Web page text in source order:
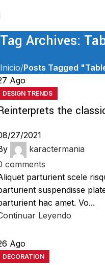
Tag Archives:
Inicio Posts Tagged
Ago
DESIGN TRENDS
the
27/2021
karactermania
comments
parturient scele
suspendisse
hac amet. Vo...
Leyendo
Ago
DECORATION